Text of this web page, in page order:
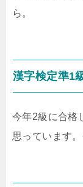
ら。
漢字検定準1
今年2級に合格
思っています